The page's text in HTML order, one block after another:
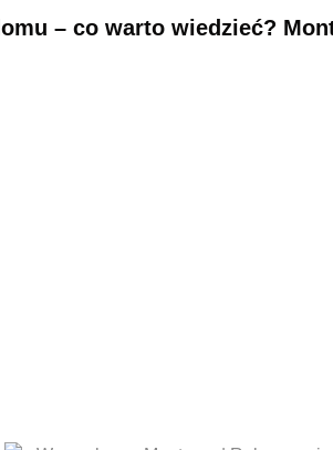
– co warto wiedzieć?